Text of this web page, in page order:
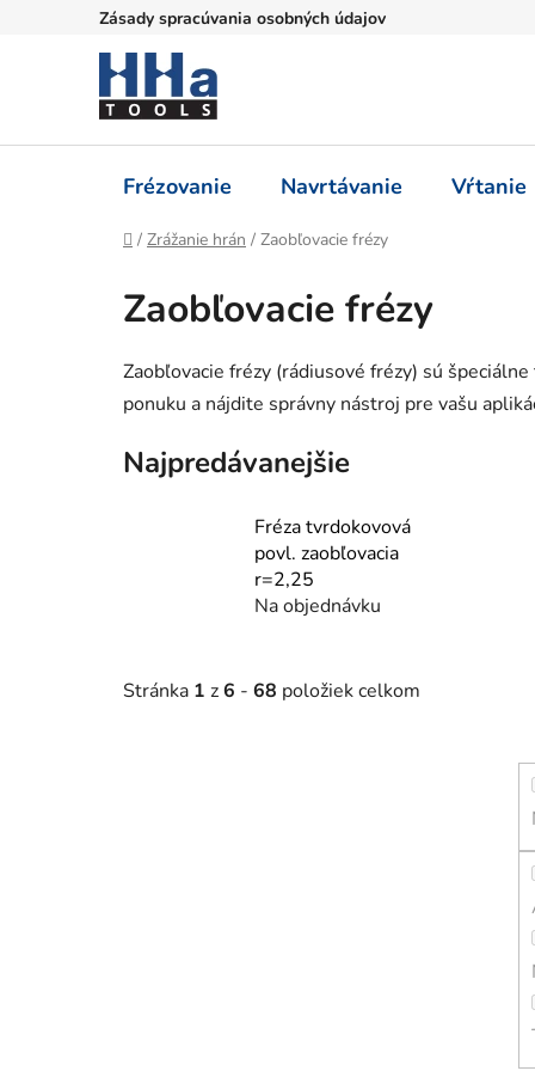
Zásady spracúvania osobných údajov
Frézovanie Navrtávanie Vŕtanie
Domov
/ Zrážanie hrán / Zaobľovacie frézy
Zaobľovacie frézy
Zaobľovacie frézy (rádiusové frézy) sú
ponuku a nájdite správny nástroj pre vašu
Najpredávanejšie
Fréza tvrdokovová
povl. zaobľovacia
r=2,25
Na objednávku
Stránka 1 z6 - 68 položiek celkom